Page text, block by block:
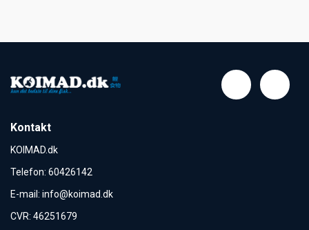
Kontakt
KOIMAD.dk
Telefon: 60426142
E-mail : info@koimad.dk
CVR: 46251679